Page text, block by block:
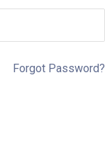
Forgot Password?